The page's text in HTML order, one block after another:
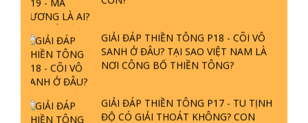
GIẢI ĐÁP THIỀN TÔNG P18 - CÕI VÔ
SANH Ở ĐÂU? TẠI SAO VIỆT NAM LÀ
NƠI CÔNG BỐ THIỀN TÔNG?
GIẢI ĐÁP THIỀN TÔNG P17 - TU TỊNH
ĐỘ CÓ GIẢI THOÁT KHÔNG? CON